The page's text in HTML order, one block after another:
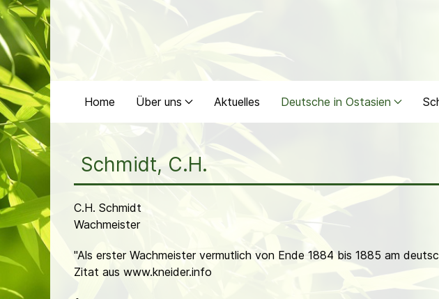
Home Über uns Aktuelles Deutsche in Ostasien
Schmidt, C.H.
C.H. Schmidt
Wachmeister
"Als erster Wachmeister vermutlich von Ende 1884 bis 1885 am
Zitat aus www.kneider.info